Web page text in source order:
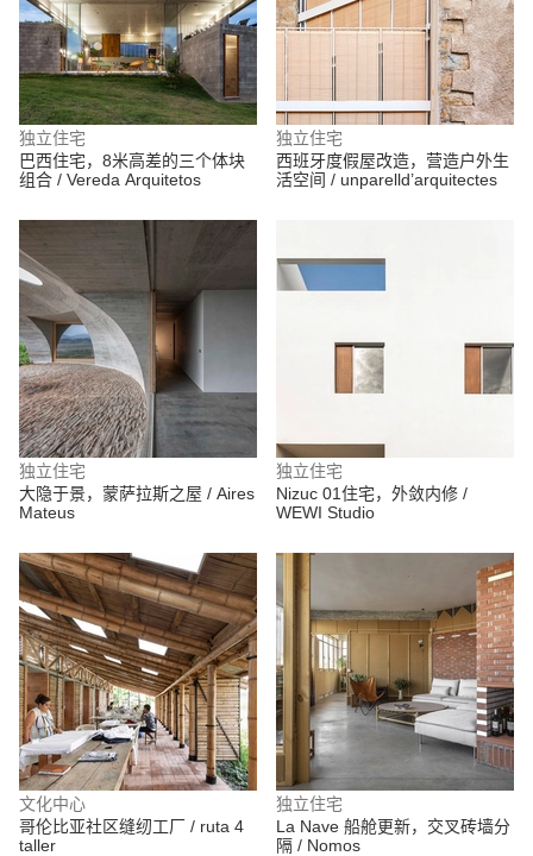
独立住宅
巴西住宅，8米高差的三个体块
组合 / Vereda Arquitetos
独立住宅
西班牙度假屋改造，营造户外生
活空间 / unparelld’arquitectes
独立住宅
大隐于景，蒙萨拉斯之屋 / Aires
Mateus
独立住宅
Nizuc 01住宅，外敛内修 /
WEWI Studio
文化中心
哥伦比亚社区缝纫工厂 / ruta 4
taller
独立住宅
La Nave 船舱更新，交叉砖墙分
隔 / Nomos